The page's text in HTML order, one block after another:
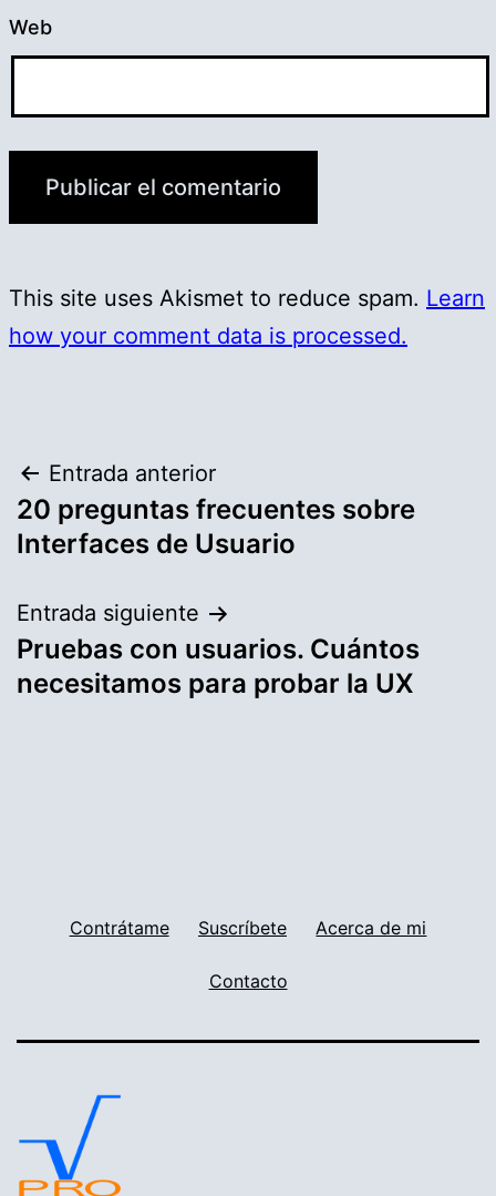
Web
This site uses Akismet to reduce spam. Learn
how your comment data is processed.
Navegación
de
Entrada anterior
20 preguntas frecuentes sobre
Interfaces de Usuario
Entrada siguiente
Pruebas con usuarios. Cuántos
necesitamos para probar la UX
Contrátame Suscríbete Acerca de mi
Contacto